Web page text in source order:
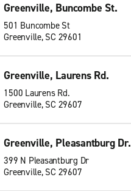
Greenville, Buncombe St.
501 Buncombe St
Greenville, SC 29601
Greenville, Laurens Rd.
1500 Laurens Rd.
Greenville, SC 29607
Greenville, Pleasantburg Dr.
399 N Pleasantburg Dr
Greenville, SC 29607